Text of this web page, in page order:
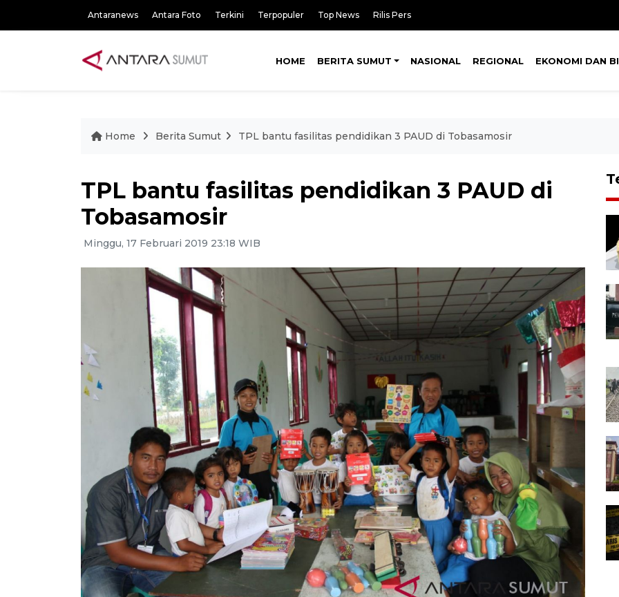
Antaranews Antara Foto Terkini Terpopuler Top News Rilis Pers
HOME BERITA SUMUT NASIONAL REGIONAL EKONOMI DAN
Home Berita Sumut TPL bantu fasilitas pendidikan 3 PAUD di Tobasamosir
TPL bantu fasilitas pendidikan 3 PAUD di
Tobasamosir
Minggu, 17 Februari 2019 23:18 WIB